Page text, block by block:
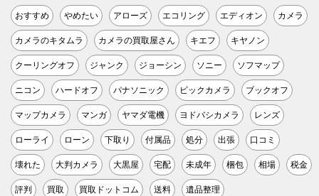
おすすめ やめたい アローズ エコリング エディオン カメラ
カメラのキタムラ カメラの買取屋さん キエフ キヤノン
クーリングオフ ジャンク ジョーシン ソニー ソフマップ
ニコン ハードオフ パナソニック ビックカメラ ブックオフ
マップカメラ マンガ ヤマダ電機 ヨドバシカメラ レンズ
ローライ ローン 下取り 付属品 処分 出張 口コミ
壊れた 大判カメラ 大黒屋 宅配 未成年 梱包 相場 税金
評判 買取 買取ドットコム 送料 遺品整理